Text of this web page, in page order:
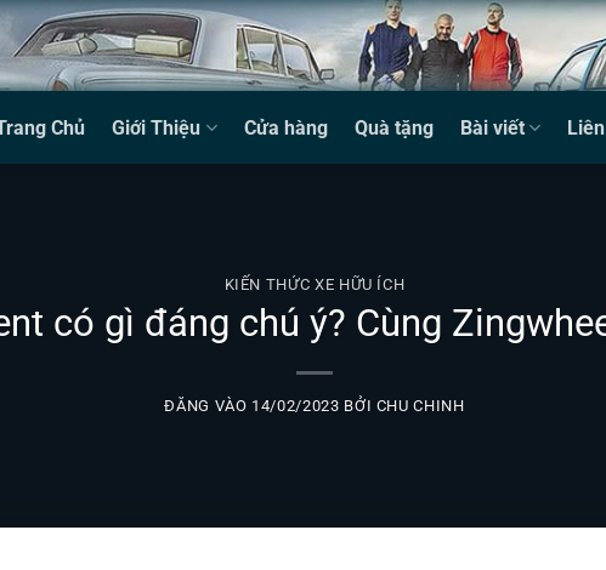
Chủ Giới Thiệu Cửa hàng Quà tặng Bài viết
KIẾN THỨC XE HỮU ÍCH
có gì đáng chú ý? Cùng
ĐĂNG VÀO 14/02/2023 BỞI CHU CHINH